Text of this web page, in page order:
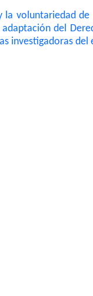
voluntariedad
del
investigadoras del